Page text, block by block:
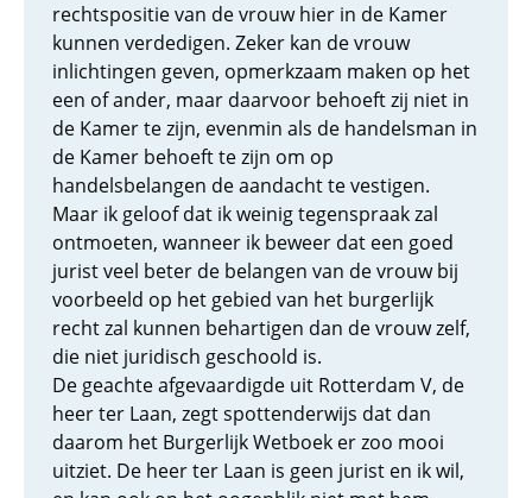
rechtspositie van de vrouw hier in de Kamer
kunnen verdedigen. Zeker kan de vrouw
inlichtingen geven, opmerkzaam maken op het
een of ander, maar daarvoor behoeft zij niet in
de Kamer te zijn, evenmin als de handelsman in
de Kamer behoeft te zijn om op
handelsbelangen de aandacht te vestigen.
Maar ik geloof dat ik weinig tegenspraak zal
ontmoeten, wanneer ik beweer dat een goed
jurist veel beter de belangen van de vrouw bij
voorbeeld op het gebied van het burgerlijk
recht zal kunnen behartigen dan de vrouw zelf,
die niet juridisch geschoold is.
De geachte afgevaardigde uit Rotterdam V, de
heer ter Laan, zegt spottenderwijs dat dan
daarom het Burgerlijk Wetboek er zoo mooi
uitziet. De heer ter Laan is geen jurist en ik wil,